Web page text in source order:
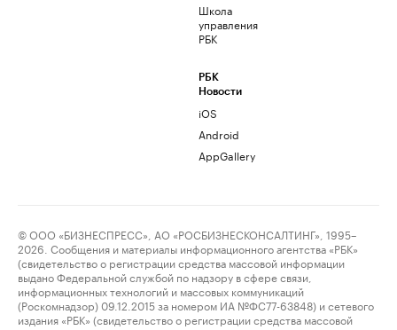
Школа
управления
РБК
РБК
Новости
iOS
Android
AppGallery
© ООО «БИЗНЕСПРЕСС», АО «РОСБИЗНЕСКОНСАЛТИНГ», 1995–
2026. Сообщения и материалы информационного агентства «РБК»
(свидетельство о регистрации средства массовой информации
выдано Федеральной службой по надзору в сфере связи,
информационных технологий и массовых коммуникаций
(Роскомнадзор) 09.12.2015 за номером ИА №ФС77-63848) и сетевого
издания «РБК» (свидетельство о регистрации средства массовой